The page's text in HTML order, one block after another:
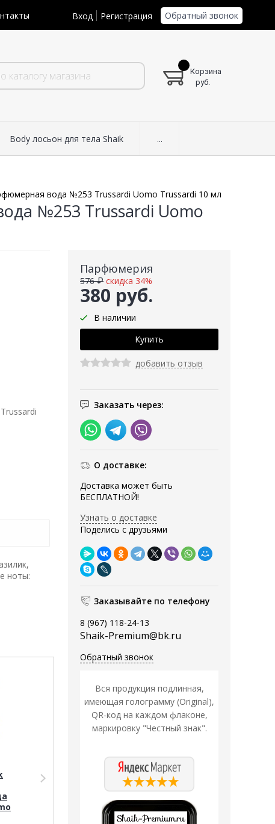
Вход Регистрация Обратный звонок
Корзина
руб.
Body лосьон для тела Shaik ...
вода №253 Trussardi Uomo Trussardi 10 мл
№253 Trussardi Uomo
Парфюмерия
380 руб.
576 ₽ скидка 34%
В наличии
добавить отзыв
Заказать через:
О доставке:
Доставка может быть
БЕСПЛАТНОЙ!
Узнать о доставке
Поделись с друзьями
Заказывайте по телефону
8 (967) 118-24-13
Shaik-Premium@bk.ru
Обратный звонок
Вся продукция подлинная,
имеющая голограмму (Original),
QR-код на каждом флаконе,
маркировку "Честный знак".
ноты:
Тестер Shaik Тестер
SHAIK /
№253 Trussardi Uomo
Trussardi 25 мл